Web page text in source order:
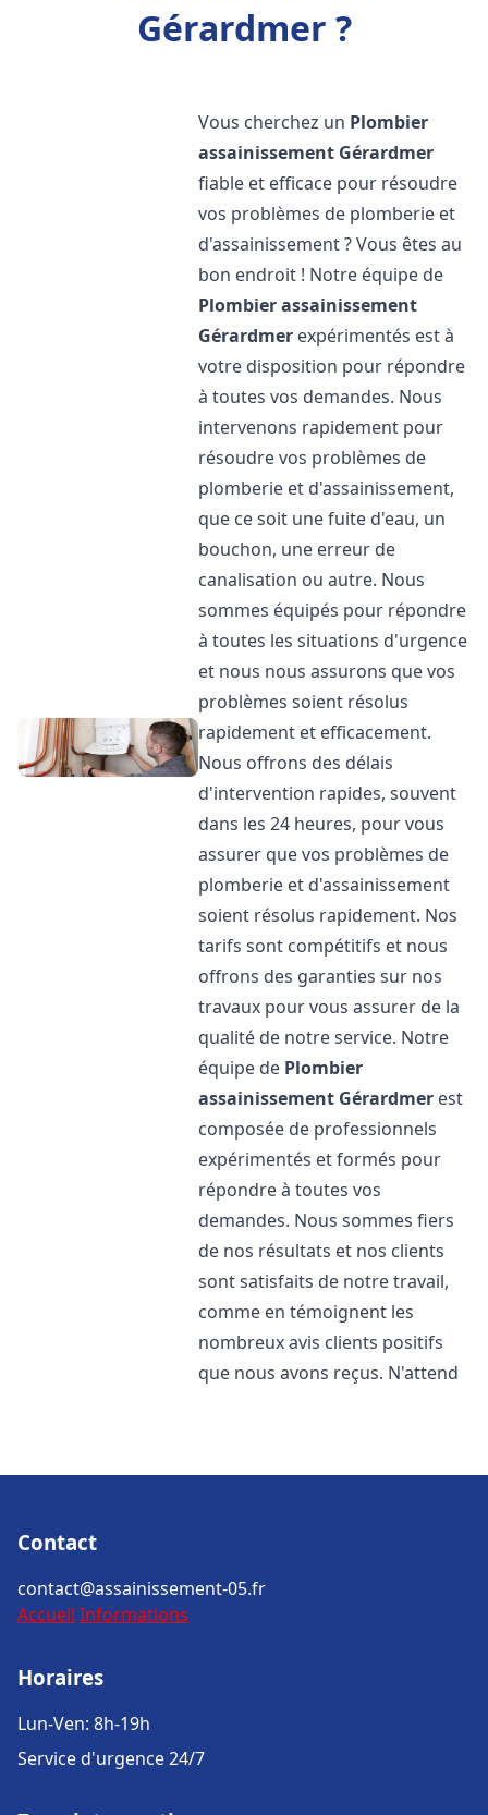
Gérardmer ?
Vous cherchez un Plombier
assainissement Gérardmer
fiable et efficace pour résoudre
vos problèmes de plomberie et
d'assainissement ? Vous êtes au
bon endroit ! Notre équipe de
Plombier assainissement
Gérardmer expérimentés est à
votre disposition pour répondre
à toutes vos demandes. Nous
intervenons rapidement pour
résoudre vos problèmes de
plomberie et d'assainissement,
que ce soit une fuite d'eau, un
bouchon, une erreur de
canalisation ou autre. Nous
sommes équipés pour répondre
à toutes les situations d'urgence
et nous nous assurons que vos
problèmes soient résolus
rapidement et efficacement.
Nous offrons des délais
d'intervention rapides, souvent
dans les 24 heures, pour vous
assurer que vos problèmes de
plomberie et d'assainissement
soient résolus rapidement. Nos
tarifs sont compétitifs et nous
offrons des garanties sur nos
travaux pour vous assurer de la
qualité de notre service. Notre
équipe de Plombier
assainissement Gérardmer est
composée de professionnels
expérimentés et formés pour
répondre à toutes vos
demandes. Nous sommes fiers
de nos résultats et nos clients
sont satisfaits de notre travail,
comme en témoignent les
nombreux avis clients positifs
que nous avons reçus. N'attend
Contact
contact@assainissement-05.fr
Accueil Informations
Horaires
Lun-Ven: 8h-19h
Service d'urgence 24/7